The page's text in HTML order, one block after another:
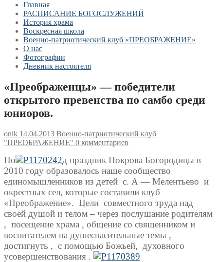
Главная
РАСПИСАНИЕ БОГОСЛУЖЕНИЙ
История храма
Воскресная школа
Военно-патриотический клуб «ПРЕОБРАЖЕНИЕ»
О нас
Фотографии
Дневник настоятеля
«Преображенцы» — победители
открытого превенства по самбо среди
юниоров.
onik 14.04.2013 Военно-патриотический клуб
"ПРЕОБРАЖЕНИЕ" 0 комментариев
По
д праздник Покрова Богородицы в
2010 году образовалось наше сообщество
единомышленников из детей с. А — Мелентьево и
окрестных сел, которые составили клуб
«Преображение». Цели совместного труда над
своей душой и телом – через послушание родителям
, посещение храма , общение со священником и
воспитателем на душеспасительные темы ,
достигнуть , с помощью Божьей, духовного
усовершенствования .